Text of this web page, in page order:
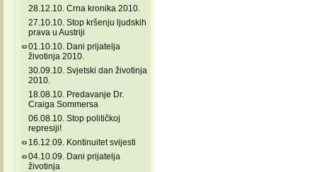
28.12.10. Crna kronika 2010.
27.10.10. Stop kršenju ljudskih
prava u Austriji
01.10.10. Dani prijatelja
životinja 2010.
30.09.10. Svjetski dan životinja
2010.
18.08.10. Predavanje Dr.
Craiga Sommersa
06.08.10. Stop političkoj
represiji!
16.12.09. Kontinuitet svijesti
04.10.09. Dani prijatelja
životinja